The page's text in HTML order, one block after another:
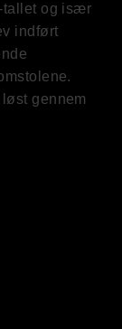
tallet og især
indført
gennem